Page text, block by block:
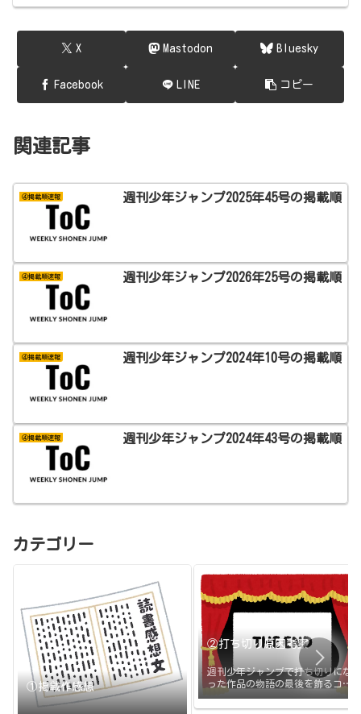
X Mastodon Bluesky
Facebook LINE コピー
関連記事
④掲載順速報 週刊少年ジャンプ2025年45号の掲載順
④掲載順速報 週刊少年ジャンプ2026年25号の掲載順
④掲載順速報 週刊少年ジャンプ2024年10号の掲載順
④掲載順速報 週刊少年ジャンプ2024年43号の掲載順
カテゴリー
①掲載作感想
②打ち切り原因考察
週刊少年ジャンプで打ち切りにな
った作品の物語の最後を飾るコマ
打ち切られたその日に更新